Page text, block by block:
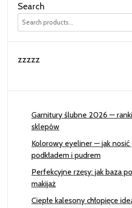
Search
zzzzz
Garnitury ślubne 2026 —
sklepów
Kolorowy eyeliner — jak
podkładem i pudrem
Perfekcyjne rzęsy: jak baza
makijaż
Ciepłe kalesony chłopięce